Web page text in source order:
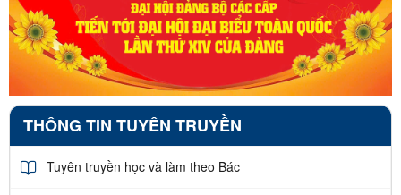
THÔNG TIN TUYÊN TRUYỀN
Tuyên truyền học và làm theo Bác